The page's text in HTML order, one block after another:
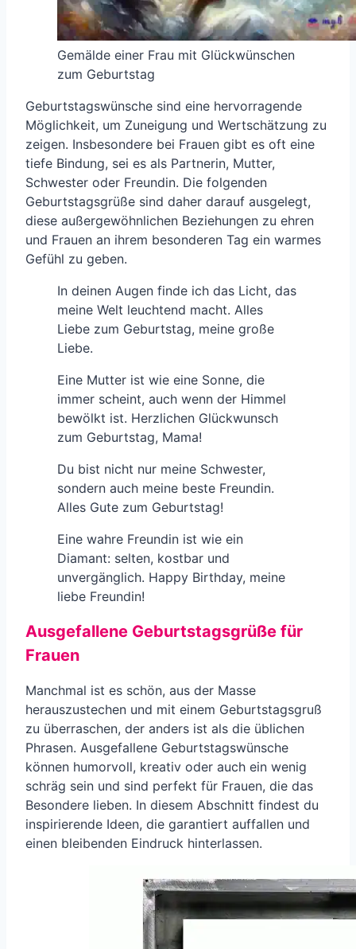
Gemälde einer Frau mit Glückwünschen
zum Geburtstag
Geburtstagswünsche sind eine hervorragende
Möglichkeit, um Zuneigung und Wertschätzung zu
zeigen. Insbesondere bei Frauen gibt es oft eine
tiefe Bindung, sei es als Partnerin, Mutter,
Schwester oder Freundin. Die folgenden
Geburtstagsgrüße sind daher darauf ausgelegt,
diese außergewöhnlichen Beziehungen zu ehren
und Frauen an ihrem besonderen Tag ein warmes
Gefühl zu geben.
In deinen Augen finde ich das Licht, das
meine Welt leuchtend macht. Alles
Liebe zum Geburtstag, meine große
Liebe.
Eine Mutter ist wie eine Sonne, die
immer scheint, auch wenn der Himmel
bewölkt ist. Herzlichen Glückwunsch
zum Geburtstag, Mama!
Du bist nicht nur meine Schwester,
sondern auch meine beste Freundin.
Alles Gute zum Geburtstag!
Eine wahre Freundin ist wie ein
Diamant: selten, kostbar und
unvergänglich. Happy Birthday, meine
liebe Freundin!
Ausgefallene Geburtstagsgrüße für
Frauen
Manchmal ist es schön, aus der Masse
herauszustechen und mit einem Geburtstagsgruß
zu überraschen, der anders ist als die üblichen
Phrasen. Ausgefallene Geburtstagswünsche
können humorvoll, kreativ oder auch ein wenig
schräg sein und sind perfekt für Frauen, die das
Besondere lieben. In diesem Abschnitt findest du
inspirierende Ideen, die garantiert auffallen und
einen bleibenden Eindruck hinterlassen.